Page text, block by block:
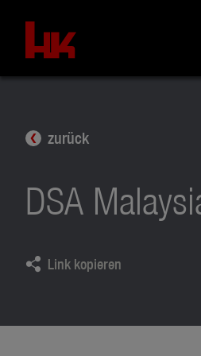
zurück
DSA
Link kopieren